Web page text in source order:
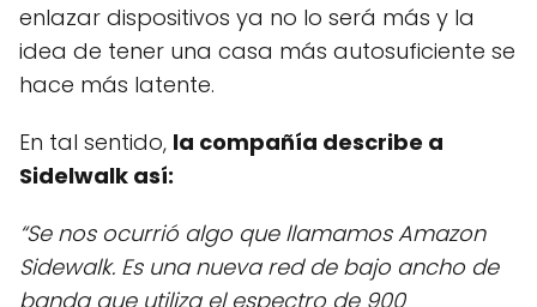
enlazar dispositivos ya no lo será más y la
idea de tener una casa más autosuficiente se
hace más latente.
En tal sentido, la compañía describe a
Sidelwalk así:
“Se nos ocurrió algo que llamamos Amazon
Sidewalk. Es una nueva red de bajo ancho de
banda que utiliza el espectro de 900